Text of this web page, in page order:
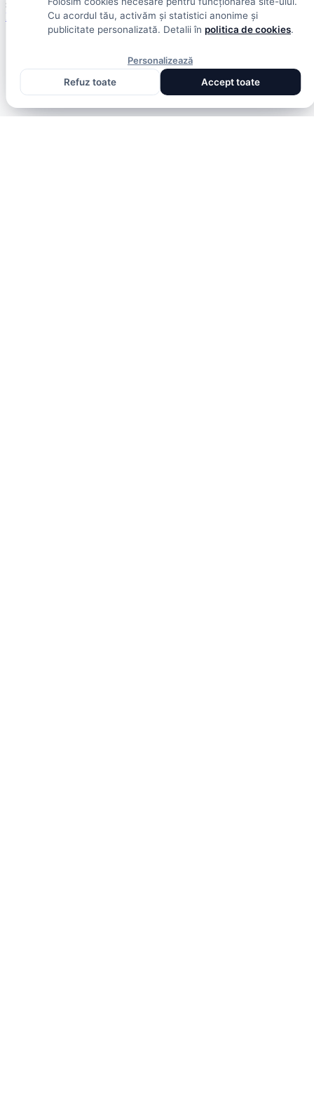
și analize din toate competițiile
Fotbal intern Fotbal extern Scoruri live
Cu acordul tău, activăm și statistici anonime și
publicitate personalizată. Detalii în politica de cookies.
Personalizează
Refuz toate
Accept toate